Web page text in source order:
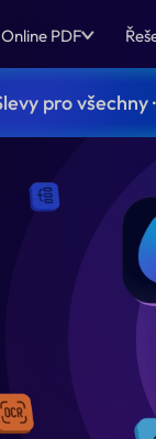
Online PDF
pro všechny